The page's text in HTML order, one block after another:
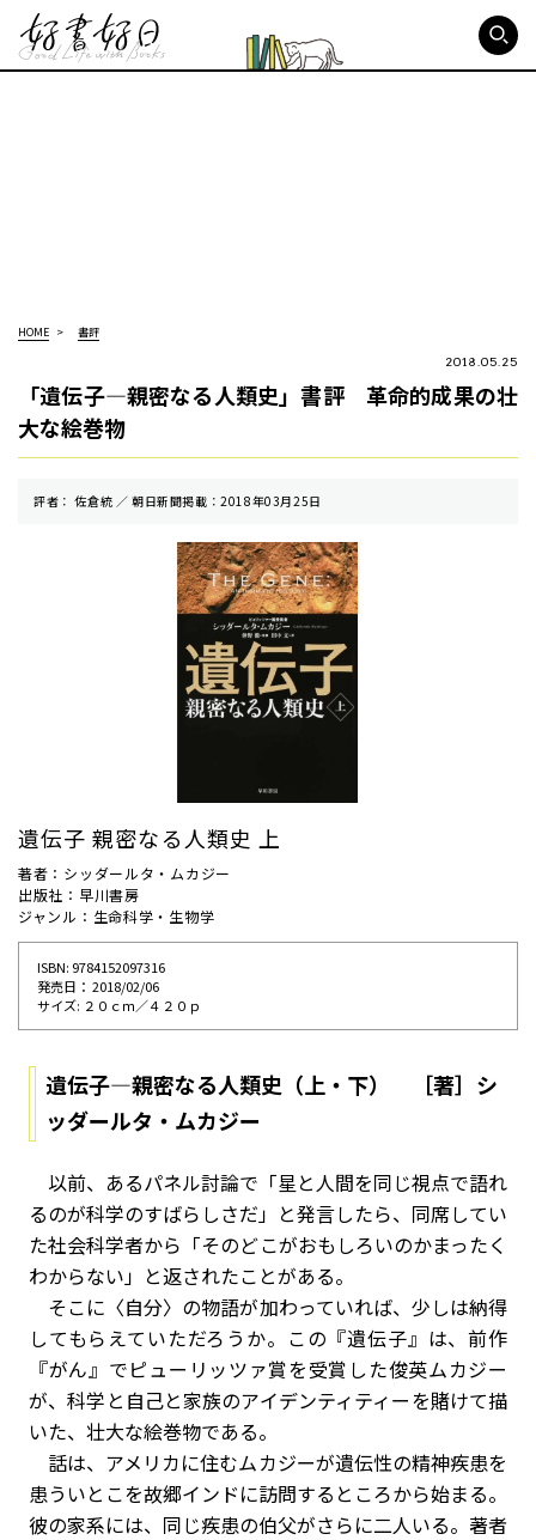
HOME 書評
2018.05.25
「遺伝子―親密なる人類史」書評 革命的成果の壮
大な絵巻物
評者： 佐倉統 ／ 朝⽇新聞掲載：2018年03月25日
遺伝子 親密なる人類史 上
著者：シッダールタ・ムカジー
出版社：早川書房
ジャンル：生命科学・生物学
ISBN: 9784152097316
発売⽇： 2018/02/06
サイズ: ２０ｃｍ／４２０ｐ
遺伝子―親密なる人類史（上・下） ［著］シ
ッダールタ・ムカジー
以前、あるパネル討論で「星と人間を同じ視点で語れ
るのが科学のすばらしさだ」と発言したら、同席してい
た社会科学者から「そのどこがおもしろいのかまったく
わからない」と返されたことがある。
そこに〈自分〉の物語が加わっていれば、少しは納得
してもらえていただろうか。この『遺伝子』は、前作
『がん』でピューリッツァ賞を受賞した俊英ムカジー
が、科学と自己と家族のアイデンティティーを賭けて描
いた、壮大な絵巻物である。
話は、アメリカに住むムカジーが遺伝性の精神疾患を
患ういとこを故郷インドに訪問するところから始まる。
彼の家系には、同じ疾患の伯父がさらに二人いる。著者